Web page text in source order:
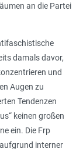
an die Partei
damals davor,
und
Augen zu
Tendenzen
keinen großen
ein. Die Frp
interner